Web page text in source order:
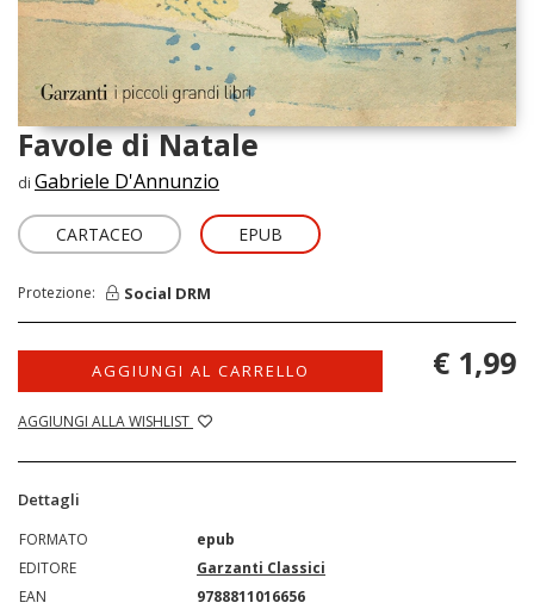
Favole di Natale
di Gabriele D'Annunzio
CARTACEO EPUB
Protezione: Social DRM
AGGIUNGI AL CARRELLO
AGGIUNGI ALLA WISHLIST
€ 1,99
Dettagli
FORMATO
epub
EDITORE
Garzanti Classici
EAN
9788811016656